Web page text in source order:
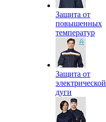
Защита от
повышенных
температур
Защита от
электрической
дуги